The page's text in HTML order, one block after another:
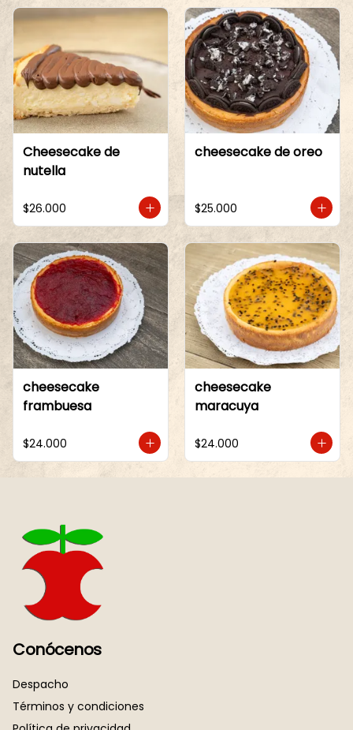
Cheesecake de
nutella
$26.000
cheesecake de oreo
$25.000
cheesecake
frambuesa
$24.000
cheesecake
maracuya
$24.000
Conócenos
Despacho
Términos y condiciones